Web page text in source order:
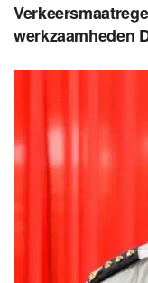
werkzaamheden